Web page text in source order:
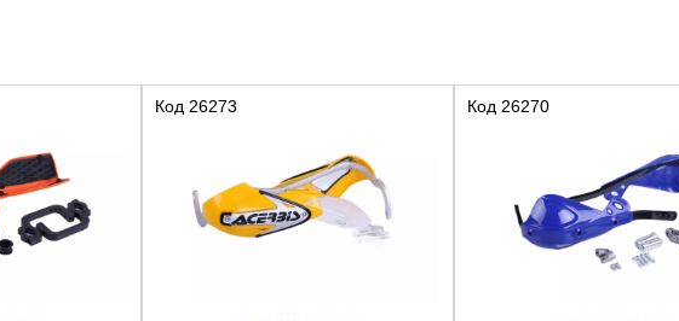
Код 26273 Код 26270